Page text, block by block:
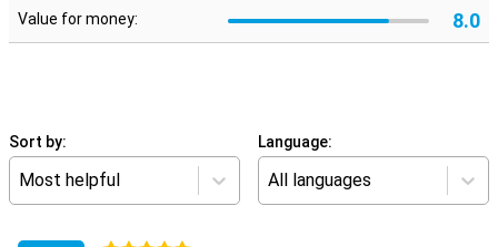
Value for money: 8.0
Sort by:
Most helpful
Language:
All languages